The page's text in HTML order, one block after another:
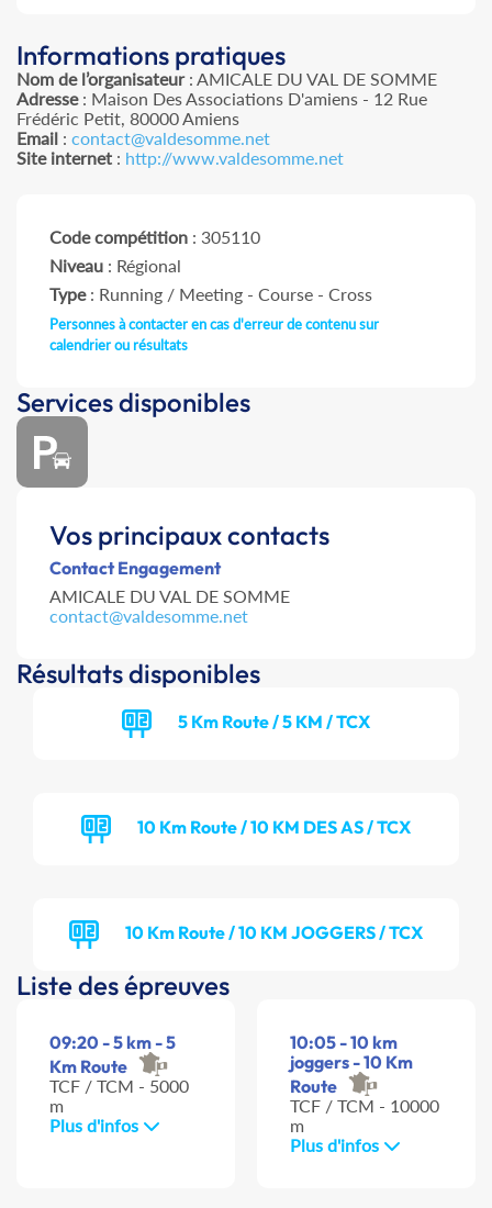
Informations pratiques
Nom de l’organisateur: AMICALE DU VAL DE SOMME
Adresse: Maison Des Associations D'amiens - 12 Rue
Frédéric Petit, 80000 Amiens
Email : contact@valdesomme.net
Site internet : http://www.valdesomme.net
Code compétition : 305110
Niveau : Régional
Type: Running / Meeting - Course - Cross
Personnes à contacter en cas d'erreur de contenu sur
calendrier ou résultats
Services disponibles
Vos principaux contacts
Contact Engagement
AMICALE DU VAL DE SOMME
contact@valdesomme.net
Résultats disponibles
5 Km Route / 5 KM / TCX
10 Km Route / 10 KM DES AS / TCX
10 Km Route / 10 KM JOGGERS / TCX
Liste des épreuves
09:20 - 5 km - 5
Km Route
TCF / TCM - 5000
m
Plus d'infos
10:05 - 10 km
joggers - 10 Km
Route
TCF / TCM - 10000
m
Plus d'infos